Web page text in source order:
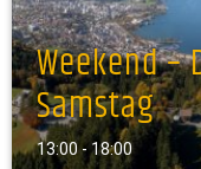
Weekend –
Samstag
13:00 - 18:00